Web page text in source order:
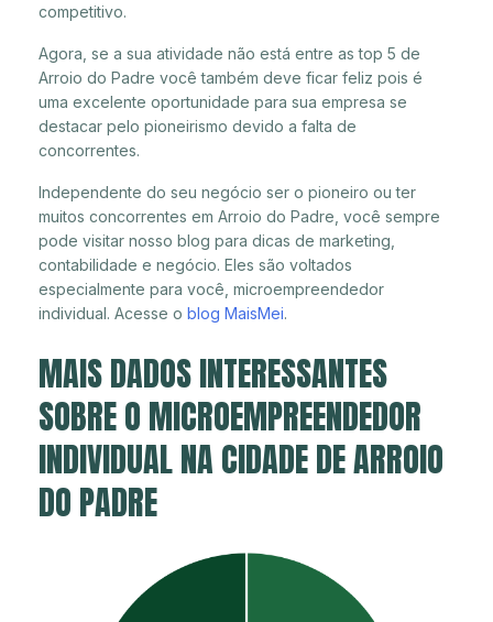
competitivo.
Agora, se a sua atividade não está entre as top 5 de
Arroio do Padre você também deve ficar feliz pois é
uma excelente oportunidade para sua empresa se
destacar pelo pioneirismo devido a falta de
concorrentes.
Independente do seu negócio ser o pioneiro ou ter
muitos concorrentes em Arroio do Padre, você sempre
pode visitar nosso blog para dicas de marketing,
contabilidade e negócio. Eles são voltados
especialmente para você, microempreendedor
individual. Acesse o blog MaisMei.
MAIS DADOS INTERESSANTES
SOBRE O MICROEMPREENDEDOR
INDIVIDUAL NA CIDADE DE ARROIO
DO PADRE